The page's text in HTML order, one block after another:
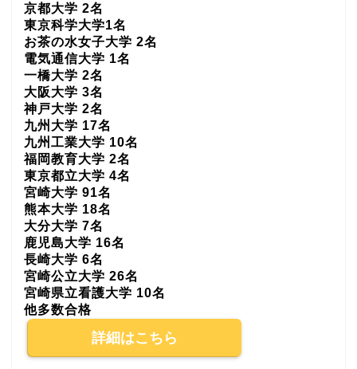
京都大学 2名
東京科学大学1名
お茶の水女子大学 2名
電気通信大学 1名
一橋大学 2名
大阪大学 3名
神戸大学 2名
九州大学 17名
九州工業大学 10名
福岡教育大学 2名
東京都立大学 4名
宮崎大学 91名
熊本大学 18名
大分大学 7名
鹿児島大学 16名
長崎大学 6名
宮崎公立大学 26名
宮崎県立看護大学 10名
他多数合格
詳細はこちら